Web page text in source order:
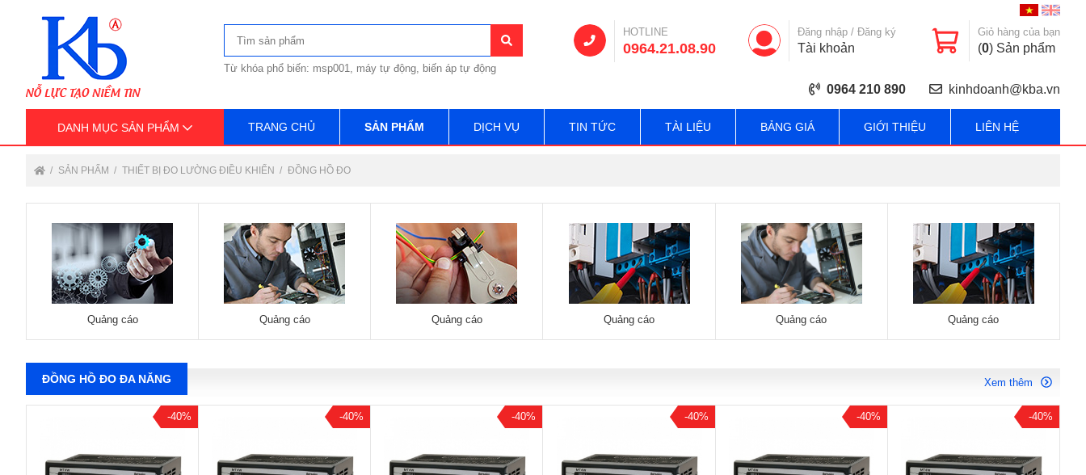
HOTLINE
0964.21.08.90
Đăng nhập / Đăng ký
Tài khoản
Giỏ hàng của bạn
(0) Sản phẩm
0964 210 890 kinhdoanh@kba.vn
Từ khóa phổ biến: msp001, máy tự động, biến áp tự động
DANH MỤC SẢN PHẨM TRANG CHỦ SẢN PHẨM DỊCH VỤ TIN TỨC TÀI LIỆU BẢNG GIÁ GIỚI THIỆU LIÊN HỆ
SẢN PHẨM THIẾT BỊ ĐO LƯỜNG ĐIỀU KHIỂN ĐỒNG HỒ ĐO
Quảng cáo Quảng cáo Quảng cáo Quảng cáo Quảng cáo Quảng cáo
ĐỒNG HỒ ĐO ĐA NĂNG Xem thêm
-40% -40% -40% -40% -40% -40%